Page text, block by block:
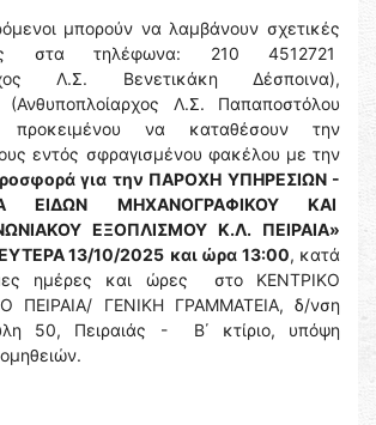
μπορούν να λαμβάνουν σχετικές
στα τηλέφωνα: 210 4512721
Λ.Σ. Βενετικάκη Δέσποινα),
(Ανθυποπλοίαρχος Λ.Σ. Παπαποστόλου
προκειμένου να καταθέσουν την
εντός σφραγισμένου φακέλου με την
για την ΠΑΡΟΧΗ ΥΠΗΡΕΣΙΩΝ -
ΕΙΔΩΝ ΜΗΧΑΝΟΓΡΑΦΙΚΟΥ ΚΑΙ
ΕΞΟΠΛΙΣΜΟΥ Κ.Λ. ΠΕΙΡΑΙΑ»
13/10/2025 και ώρα 13:00, κατά
ημέρες και ώρες στο ΚΕΝΤΡΙΚΟ
ΠΕΙΡΑΙΑ/ ΓΕΝΙΚΗ ΓΡΑΜΜΑΤΕΙΑ, δ/νση
50, Πειραιάς - Β΄ κτίριο, υπόψη